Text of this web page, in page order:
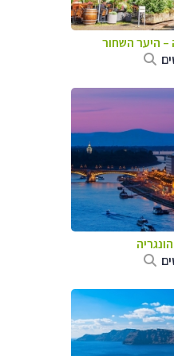
– היער השחור